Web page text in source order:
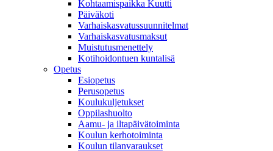
Kohtaamispaikka Kuutti
Päiväkoti
Varhaiskasvatussuunnitelmat
Varhaiskasvatusmaksut
Muistutusmenettely
Kotihoidontuen kuntalisä
Opetus
Esiopetus
Perusopetus
Koulukuljetukset
Oppilashuolto
Aamu- ja iltapäivätoiminta
Koulun kerhotoiminta
Koulun tilanvaraukset